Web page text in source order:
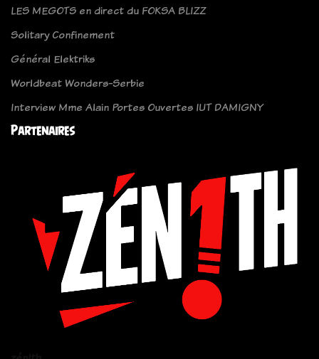
LES MEGOTS en direct du FOKSA BLIZZ
Solitary Confinement
Général Elektriks
Worldbeat Wonders-Serbie
Interview Mme Alain Portes Ouvertes IUT DAMIGNY
Partenaires